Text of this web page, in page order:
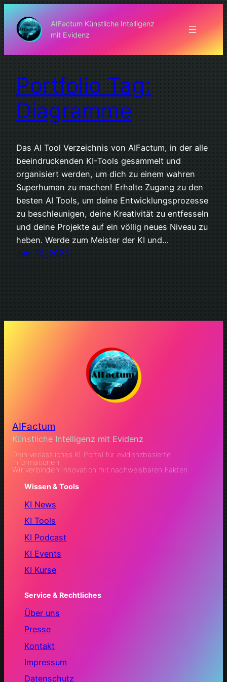
Inhalt
springen
AIFactum Künstliche Intelligenz
mit Evidenz
Portfolio Tag:
Diagramme
Das AI Tool Verzeichnis von AIFactum, in der alle
beeindruckenden KI-Tools gesammelt und
organisiert werden, um dich zu einem wahren
Superhuman zu machen! Erhalte Zugang zu den
besten AI Tools, um deine Entwicklungsprozesse
zu beschleunigen, deine Kreativität zu entfesseln
und deine Projekte auf ein völlig neues Niveau zu
heben. Werde zum Meister der KI und…
Juni 16, 2023
AIFactum
Künstliche Intelligenz mit Evidenz
Dein verlässliches KI Portal für evidenzbasierte
Informationen.
Wir verbinden Innovation mit nachweisbaren Fakten.
Wissen & Tools
KI News
KI Tools
KI Podcast
KI Events
KI Kurse
Service & Rechtliches
Über uns
Presse
Kontakt
Impressum
Datenschutz